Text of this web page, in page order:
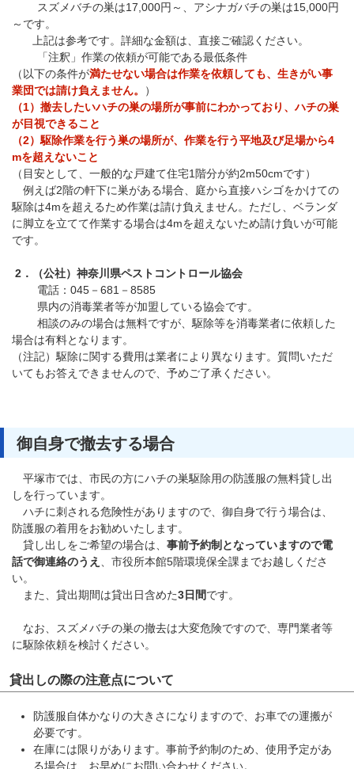
スズメバチの巣は17,000円～、アシナガバチの巣は15,000円
～です。
上記は参考です。詳細な金額は、直接ご確認ください。
「注釈」作業の依頼が可能である最低条件
（以下の条件が満たせない場合は作業を依頼しても、生きがい事
業団では請け負えません。
）
（1）撤去したいハチの巣の場所が事前にわかっており、ハチの巣
が目視できること
（2）駆除作業を行う巣の場所が、作業を行う平地及び足場から4
mを超えないこと
（目安として、一般的な戸建て住宅1階分が約2m50cmです）
例えば2階の軒下に巣がある場合、庭から直接ハシゴをかけての
駆除は4mを超えるため作業は請け負えません。ただし、ベランダ
に脚立を立てて作業する場合は4mを超えないため請け負いが可能
です。
2．（公社）神奈川県ペストコントロール協会
電話：045－681－8585
県内の消毒業者等が加盟している協会です。
相談のみの場合は無料ですが、駆除等を消毒業者に依頼した
場合は有料となります。
（注記）駆除に関する費用は業者により異なります。質問いただ
いてもお答えできませんので、予めご了承ください。
御自身で撤去する場合
平塚市では、市民の方にハチの巣駆除用の防護服の無料貸し出
しを行っています。
ハチに刺される危険性がありますので、御自身で行う場合は、
防護服の着用をお勧めいたします。
貸し出しをご希望の場合は、 事前予約制となっていますので電
話で御連絡のうえ
、市役所本館5階環境保全課までお越しくださ
い。
また、貸出期間は貸出日含めた3日間です。
なお、スズメバチの巣の撤去は大変危険ですので、専門業者等
に駆除依頼を検討ください。
貸出しの際の注意点について
防護服自体かなりの大きさになりますので、お車での運搬が
必要です。
在庫には限りがあります。事前予約制のため、使用予定があ
る場合は、お早めにお問い合わせください。